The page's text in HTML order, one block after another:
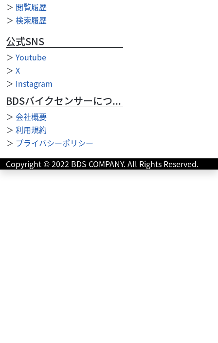
ベネリ
インペリアーレ400 車検残有り
本体価格:36.80万円（税込）
＞ 閲覧履歴
＞ 検索履歴
公式SNS
＞ Youtube
＞ X
＞ Instagram
BDSバイクセンサーについて
＞ 会社概要
＞ 利用規約
＞ プライバシーポリシー
Copyright © 2022 BDS COMPANY. All Rights Reserved.